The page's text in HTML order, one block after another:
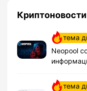
Криптоновости
тема
Neopool
тема